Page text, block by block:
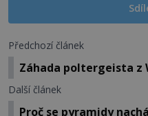
Předchozí článek
Záhada poltergeista z
Další článek
Proč se pyramidy